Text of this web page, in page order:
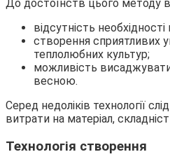
До достоїнств цього методу
відсутність
створення сприятливих
теплолюбних культур;
можливість
весною.
Серед недоліків технології
витрати на матеріал,
Технологія створення